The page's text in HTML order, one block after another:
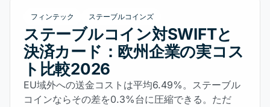
フィンテック ステーブルコインズ
ステーブルコイン対SWIFTと
決済カード：欧州企業の実コス
ト比較2026
EU域外への送金コストは平均6.49%。ステーブル
コインならその差を0.3%台に圧縮できる。ただ